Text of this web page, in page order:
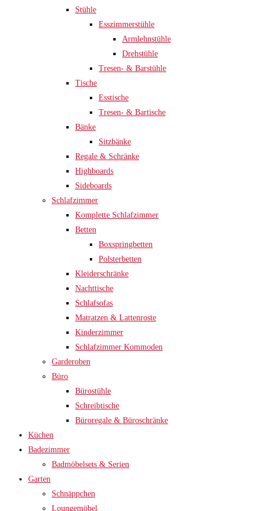
Stühle
Esszimmerstühle
Armlehnstühle
Drehstühle
Tresen- & Barstühle
Tische
Esstische
Tresen- & Bartische
Bänke
Sitzbänke
Regale & Schränke
Highboards
Sideboards
Schlafzimmer
Komplette Schlafzimmer
Betten
Boxspringbetten
Polsterbetten
Kleiderschränke
Nachttische
Schlafsofas
Matratzen & Lattenroste
Kinderzimmer
Schlafzimmer Kommoden
Garderoben
Büro
Bürostühle
Schreibtische
Büroregale & Büroschränke
Küchen
Badezimmer
Badmöbelsets & Serien
Garten
Schnäppchen
Loungemöbel